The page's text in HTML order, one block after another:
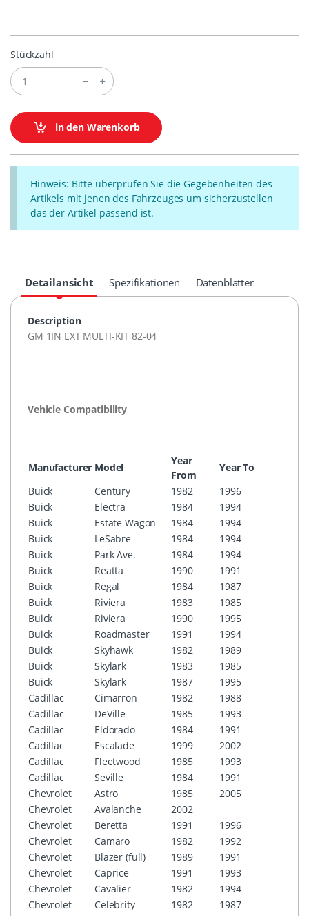
Stückzahl
in den Warenkorb
Hinweis: Bitte überprüfen Sie die Gegebenheiten des
Artikels mit jenen des Fahrzeuges um sicherzustellen
das der Artikel passend ist.
Detailansicht Spezifikationen Datenblätter
Description
GM 1IN EXT MULTI-KIT 82-04
Vehicle Compatibility
Manufacturer Model
Year
From
Year To
Buick
Century 1982
1996
Buick
Electra 1984
1994
Buick
Estate Wagon 1984
1994
Buick
LeSabre 1984
1994
Buick
Park Ave. 1984
1994
Buick
Reatta 1990
1991
Buick
Regal 1984
1987
Buick
Riviera 1983
1985
Buick
Riviera 1990
1995
Buick
Roadmaster 1991
1994
Buick
Skyhawk 1982
1989
Buick
Skylark 1983
1985
Buick
Skylark 1987
1995
Cadillac
Cimarron 1982
1988
Cadillac
DeVille 1985
1993
Cadillac
Eldorado 1984
1991
Cadillac
Escalade 1999
2002
Cadillac
Fleetwood 1985
1993
Cadillac
Seville 1984
1991
Chevrolet
Astro 1985
2005
Chevrolet
Avalanche
2002
Chevrolet
Beretta 1991
1996
Chevrolet
Camaro 1982
1992
Chevrolet
Blazer (full) 1989
1991
Chevrolet
Caprice 1991
1993
Chevrolet
Cavalier 1982
1994
Chevrolet
Celebrity 1982
1987